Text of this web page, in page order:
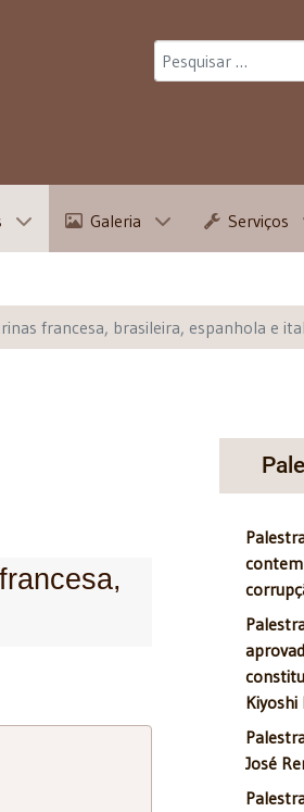
Galeria Serviços
francesa, brasileira, espanhola e
Kiyoshi
José